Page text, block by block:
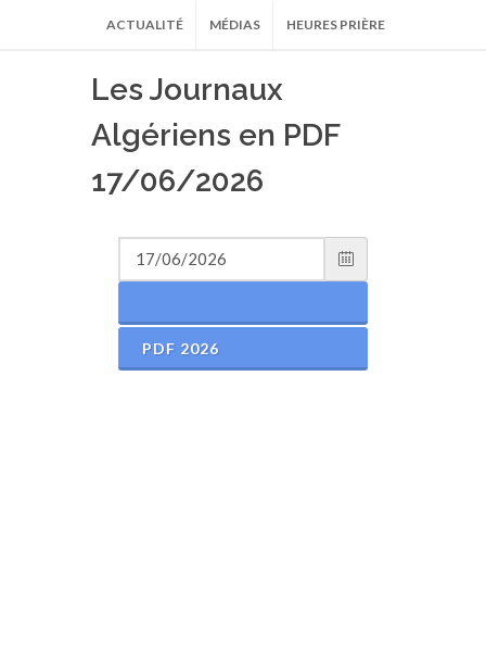
ACTUALITÉ MÉDIAS HEURES PRIÈRE
Les Journaux
Algériens en PDF
17/06/2026
PDF 2026